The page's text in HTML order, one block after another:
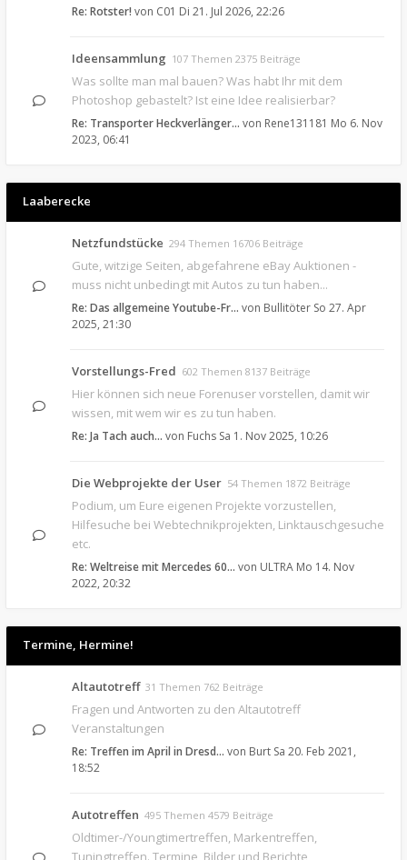
Re: Rotster! von C01 Di 21. Jul 2026, 22:26
Ideensammlung 107 Themen 2375 Beiträge
Was sollte man mal bauen? Was habt Ihr mit dem
Photoshop gebastelt? Ist eine Idee realisierbar?
Re: Transporter Heckverlänger… von Rene131181 Mo 6. Nov
2023, 06:41
Laaberecke
Netzfundstücke 294 Themen 16706 Beiträge
Gute, witzige Seiten, abgefahrene eBay Auktionen -
muss nicht unbedingt mit Autos zu tun haben...
Re: Das allgemeine Youtube-Fr… von Bullitöter So 27. Apr
2025, 21:30
Vorstellungs-Fred 602 Themen 8137 Beiträge
Hier können sich neue Forenuser vorstellen, damit wir
wissen, mit wem wir es zu tun haben.
Re: Ja Tach auch... von Fuchs Sa 1. Nov 2025, 10:26
Die Webprojekte der User 54 Themen 1872 Beiträge
Podium, um Eure eigenen Projekte vorzustellen,
Hilfesuche bei Webtechnikprojekten, Linktauschgesuche
etc.
Re: Weltreise mit Mercedes 60… von ULTRA Mo 14. Nov
2022, 20:32
Termine, Hermine!
Altautotreff 31 Themen 762 Beiträge
Fragen und Antworten zu den Altautotreff
Veranstaltungen
Re: Treffen im April in Dresd… von Burt Sa 20. Feb 2021,
18:52
Autotreffen 495 Themen 4579 Beiträge
Oldtimer-/Youngtimertreffen, Markentreffen,
Tuningtreffen. Termine, Bilder und Berichte